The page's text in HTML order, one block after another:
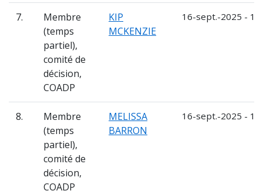
7.
Membre
(temps
partiel),
comité de
décision,
COADP
KIP
MCKENZIE
16-sept.-2025 -
8.
Membre
(temps
partiel),
comité de
décision,
COADP
MELISSA
BARRON
16-sept.-2025 -